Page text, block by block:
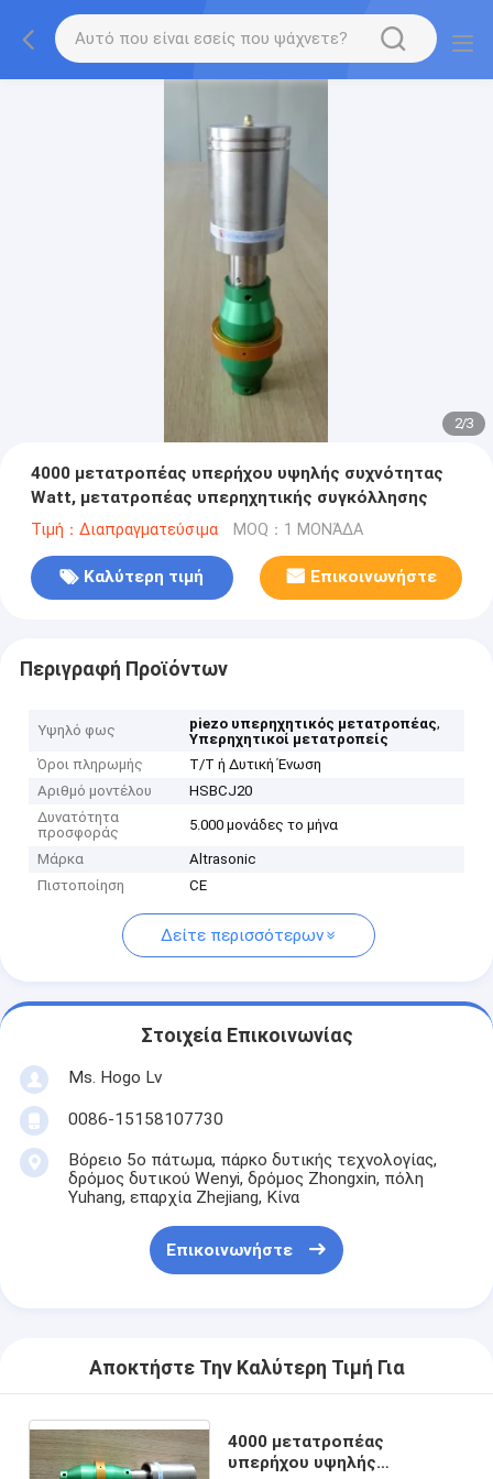
2/3
4000 μετατροπέας υπερήχου υψηλής συχνότητας
Watt, μετατροπέας υπερηχητικής συγκόλλησης
Τιμή：Διαπραγματεύσιμα MOQ：1 ΜΟΝΆΔΑ
Καλύτερη τιμή Επικοινωνήστε
Περιγραφή Προϊόντων
Υψηλό φως piezo υπερηχητικός μετατροπέας,
Υπερηχητικοί μετατροπείς
Όροι πληρωμής
T/T ή Δυτική Ένωση
Αριθμό μοντέλου
HSBCJ20
Δυνατότητα
προσφοράς
5.000 μονάδες το μήνα
Μάρκα
Altrasonic
Πιστοποίηση
CE
Δείτε περισσότερων
Στοιχεία Επικοινωνίας
Ms. Hogo Lv
0086-15158107730
Βόρειο 5ο πάτωμα, πάρκο δυτικής τεχνολογίας,
δρόμος δυτικού Wenyi, δρόμος Zhongxin, πόλη
Yuhang, επαρχία Zhejiang, Κίνα
Επικοινωνήστε
Αποκτήστε Την Καλύτερη Τιμή Για
4000 μετατροπέας
υπερήχου υψηλής